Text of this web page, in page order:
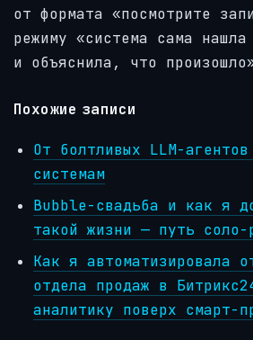
от формата «посмотрите
режиму «система сама
и объяснила, что
Похожие записи
От болтливых LLM-
системам
Bubble-свадьба и как я
такой жизни — путь соло-
Как я автоматизировала
отдела продаж в
аналитику поверх смарт-